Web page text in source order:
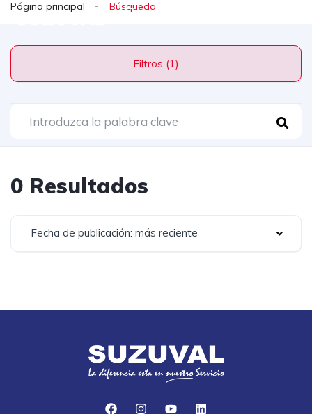
Página principal
Filtros (1)
0 Resultados
Fecha de publicación: más reciente